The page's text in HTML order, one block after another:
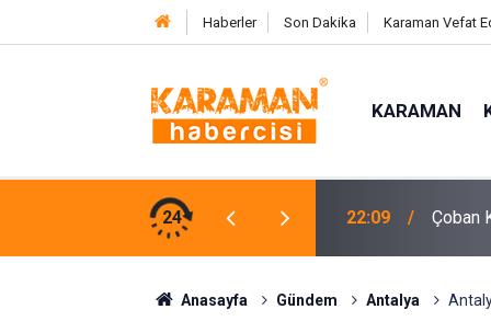
Haberler Son Dakika Karaman Vefat
KARAMAN
24 21:40
Anasayfa Gündem Antalya